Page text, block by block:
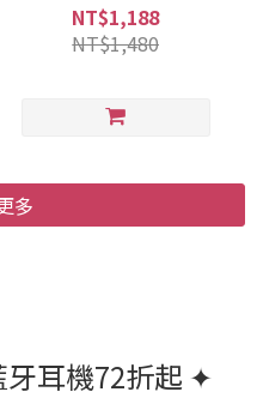
NT$1,188
NT$1,480
多
耳機72折起 ✦